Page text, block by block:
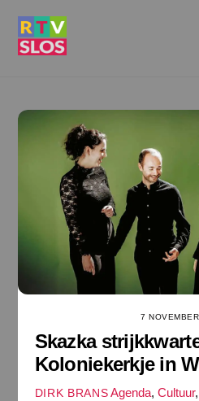
7
Skazka
Koloniekerkje in
DIRK BRANS Agenda,Cultuur,